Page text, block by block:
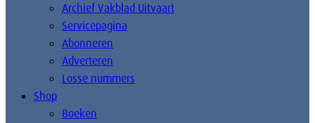
Archief Vakblad Uitvaart
Servicepagina
Abonneren
Adverteren
Losse nummers
Shop
Boeken